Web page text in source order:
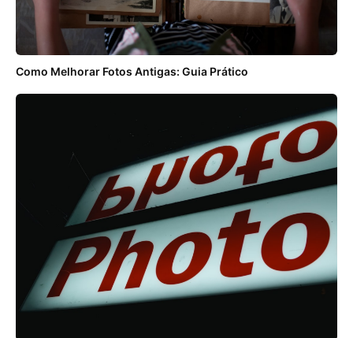
Como Melhorar Fotos Antigas: Guia Prático